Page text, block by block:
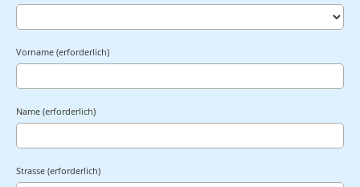
Vorname (erforderlich)
Name (erforderlich)
Strasse (erforderlich)